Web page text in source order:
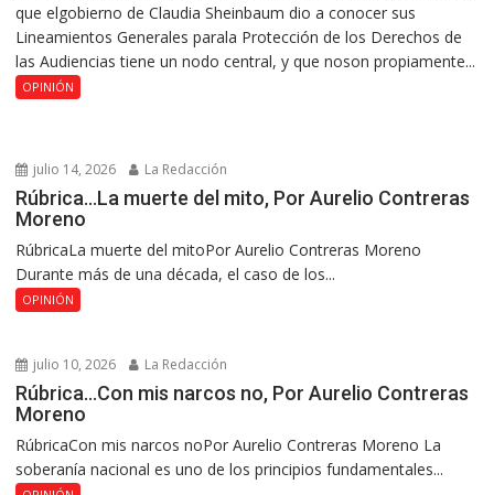
que elgobierno de Claudia Sheinbaum dio a conocer sus
Lineamientos Generales parala Protección de los Derechos de
las Audiencias tiene un nodo central, y que noson propiamente...
OPINIÓN
julio 14, 2026 La Redacción
Rúbrica…La muerte del mito, Por Aurelio Contreras
Moreno
RúbricaLa muerte del mitoPor Aurelio Contreras Moreno
Durante más de una década, el caso de los...
OPINIÓN
julio 10, 2026 La Redacción
Rúbrica…Con mis narcos no, Por Aurelio Contreras
Moreno
RúbricaCon mis narcos noPor Aurelio Contreras Moreno La
soberanía nacional es uno de los principios fundamentales...